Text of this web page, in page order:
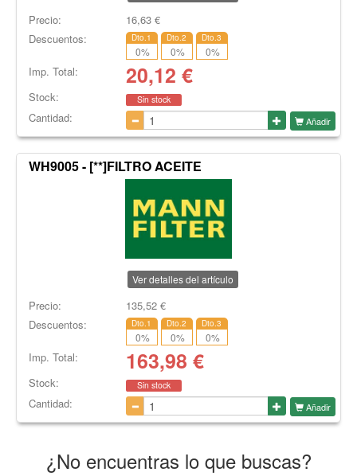
Precio: 16,63€
Descuentos:
Dto.1
0%
Dto.2
0%
Dto.3
0%
Imp. Total: 20,12 €
Stock: Sin stock
Cantidad: Añadir
WH9005 - [**]FILTRO ACEITE
Ver detalles del artículo
Precio: 135,52€
Descuentos:
Dto.1
0%
Dto.2
0%
Dto.3
0%
Imp. Total: 163,98 €
Stock: Sin stock
Cantidad: Añadir
¿No encuentras lo que buscas?